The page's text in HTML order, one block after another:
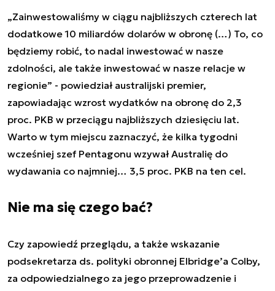
„Zainwestowaliśmy w ciągu najbliższych czterech lat
dodatkowe 10 miliardów dolarów w obronę (…) To, co
będziemy robić, to nadal inwestować w nasze
zdolności, ale także inwestować w nasze relacje w
regionie” - powiedział australijski premier,
zapowiadając wzrost wydatków na obronę do 2,3
proc. PKB w przeciągu najbliższych dziesięciu lat.
Warto w tym miejscu zaznaczyć, że kilka tygodni
wcześniej szef Pentagonu wzywał Australię do
wydawania co najmniej… 3,5 proc. PKB na ten cel.
Nie ma się czego bać?
Czy zapowiedź przeglądu, a także wskazanie
podsekretarza ds. polityki obronnej Elbridge’a Colby,
za odpowiedzialnego za jego przeprowadzenie i